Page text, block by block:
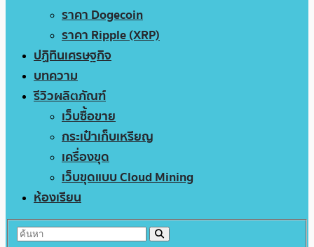
ราคา Dogecoin
ราคา Ripple (XRP)
ปฏิทินเศรษฐกิจ
บทความ
รีวิวผลิตภัณฑ์
เว็บซื้อขาย
กระเป๋าเก็บเหรียญ
เครื่องขุด
เว็บขุดแบบ Cloud Mining
ห้องเรียน